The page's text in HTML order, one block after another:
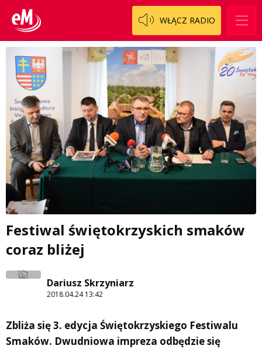
WŁĄCZ RADIO
Festiwal świętokrzyskich smaków
coraz bliżej
Dariusz Skrzyniarz
2018.04.24 13:42
Zbliża się 3. edycja Świętokrzyskiego Festiwalu
Smaków. Dwudniowa impreza odbędzie się